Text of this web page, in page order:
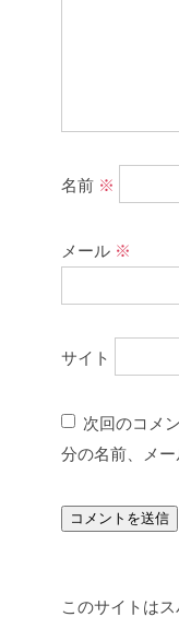
名前 ※
メール ※
サイト
次回のコメ
分の名前、メー
このサイトは